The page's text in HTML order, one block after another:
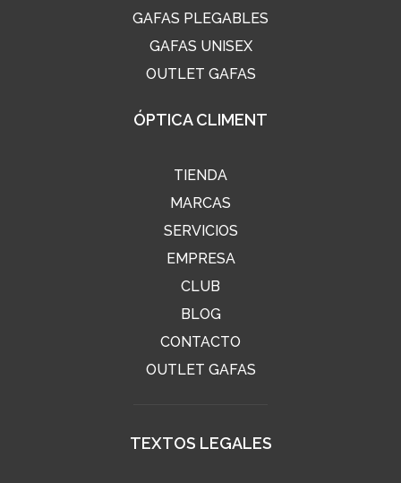
GAFAS PLEGABLES
GAFAS UNISEX
OUTLET GAFAS
ÓPTICA CLIMENT
TIENDA
MARCAS
SERVICIOS
EMPRESA
CLUB
BLOG
CONTACTO
OUTLET GAFAS
TEXTOS LEGALES